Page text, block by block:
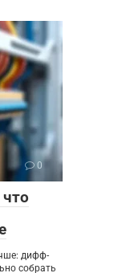
0
дифф-
собрать